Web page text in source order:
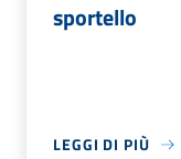
sportello
LEGGI DI PIÙ